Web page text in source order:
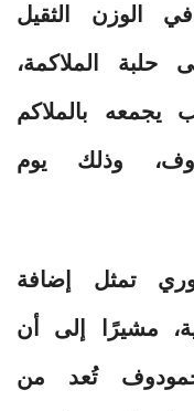
الوزن الثقيل
حلبة الملاكمة،
بالملاكم
وذلك يوم
تمثل إضافة
مشيرًا إلى أن
تُعد من